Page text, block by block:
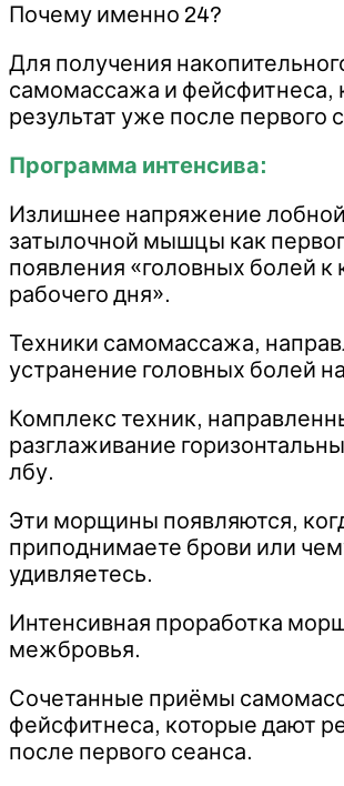
Почему именно 24?
Для получения
самомассажа и фейсфитнеса,
результат уже после первого
Программа интенсива:
Излишнее напряжение
затылочной мышцы как
появления «головных болей к
рабочего дня».
Техники самомассажа,
устранение головных болей
Комплекс техник,
разглаживание
лбу.
Эти морщины появляются,
приподнимаете брови или
удивляетесь.
Интенсивная проработка
межбровья.
Сочетанные приёмы
фейсфитнеса, которые дают
после первого сеанса.